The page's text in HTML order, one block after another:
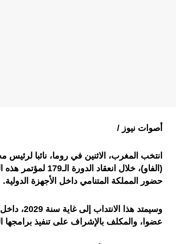
أصوات نيوز /
انتخب المغرب، الاثنين في روما، نائبا
(الفاو)، خلال
حضور المملكة المتنامي داخل الأجهزة الدولية.
عضوا، والمكلف بالإشراف على تنفيذ برامجها